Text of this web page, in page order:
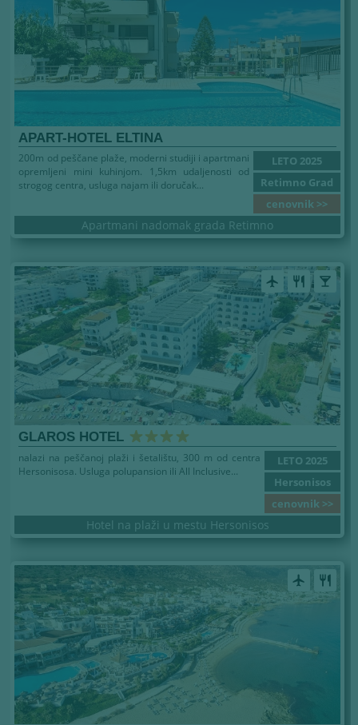
APART-HOTEL ELTINA
LETO 2025
Retimno Grad
cenovnik >>
200m od peščane plaže, moderni studiji i apartmani
opremljeni mini kuhinjom. 1,5km udaljenosti od
strogog centra, usluga najam ili doručak...
Apartmani nadomak grada Retimno
airplanemode_active restaurant local_bar
GLAROS HOTEL
LETO 2025
Hersonisos
cenovnik >>
nalazi na peščanoj plaži i šetalištu, 300 m od centra
Hersonisosa. Usluga polupansion ili All Inclusive...
Hotel na plaži u mestu Hersonisos
airplanemode_active restaurant